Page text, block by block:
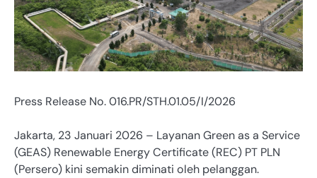
Press Release No. 016.PR/STH.01.05/I/2026
Jakarta, 23 Januari 2026 – Layanan Green as a Service
(GEAS) Renewable Energy Certificate (REC) PT PLN
(Persero) kini semakin diminati oleh pelanggan.